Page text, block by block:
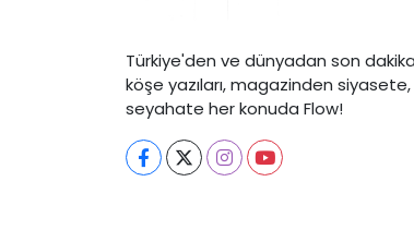
Türkiye'den ve dünyadan son
köşe yazıları, magazinden
seyahate her konuda Flow!